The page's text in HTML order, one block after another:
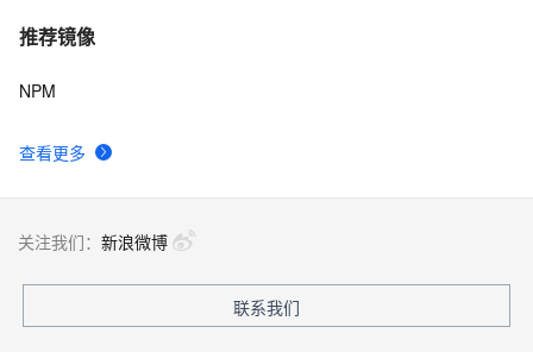
推荐镜像
查看更多
NPM
关注我们： 新浪微博
联系我们